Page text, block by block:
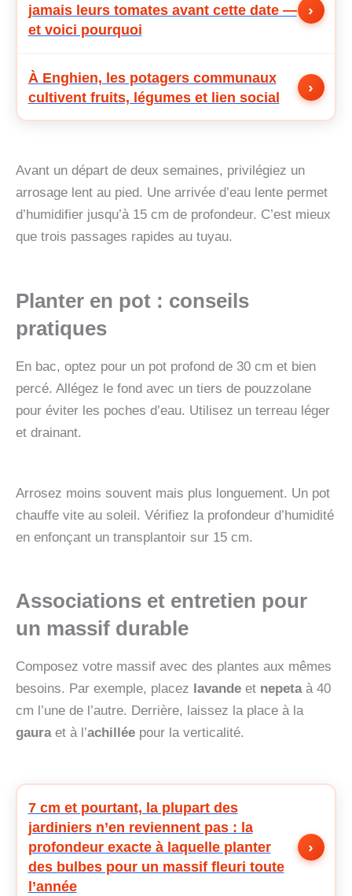
jamais leurs tomates avant cette date —
et voici pourquoi
›
À Enghien, les potagers communaux
cultivent fruits, légumes et lien social
›
Avant un départ de deux semaines, privilégiez un
arrosage lent au pied. Une arrivée d’eau lente permet
d’humidifier jusqu’à 15 cm de profondeur. C’est mieux
que trois passages rapides au tuyau.
Planter en pot : conseils
pratiques
En bac, optez pour un pot profond de 30 cm et bien
percé. Allégez le fond avec un tiers de pouzzolane
pour éviter les poches d’eau. Utilisez un terreau léger
et drainant.
Arrosez moins souvent mais plus longuement. Un pot
chauffe vite au soleil. Vérifiez la profondeur d’humidité
en enfonçant un transplantoir sur 15 cm.
Associations et entretien pour
un massif durable
Composez votre massif avec des plantes aux mêmes
besoins. Par exemple, placez lavande et nepetaà 40
cm l’une de l’autre. Derrière, laissez la place à la
gauraet à l’achillée pour la verticalité.
7 cm et pourtant, la plupart des
jardiniers n’en reviennent pas : la
profondeur exacte à laquelle planter
des bulbes pour un massif fleuri toute
l’année
›